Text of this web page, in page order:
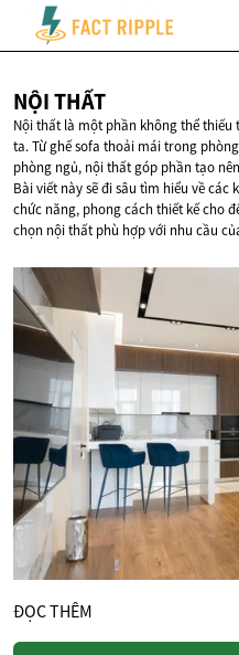
NỘITHẤT
Nội thất là một phần không thể
ta. Từ ghế sofa thoải mái trong
phòng ngủ, nội thất góp phần tạo
Bài viết này sẽ đi sâu tìm hiểu về
chức năng, phong cách thiết kế cho
chọn nội thất phù hợp với nhu cầu
ĐỌC THÊM